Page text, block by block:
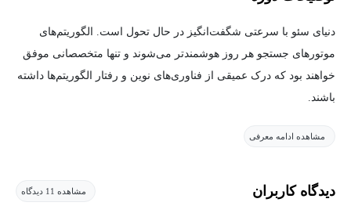
دنیای سئو با سرعتی شگفت‌انگیز در حال تحول است. الگوریتم‌های
موتورهای جستجو هر روز هوشمندتر می‌شوند و تنها متخصصانی موفق
خواهند بود که درک عمیقی از فناوری‌های نوین و رفتار الگوریتم‌ها داشته
باشند.
دوره‌ی سئوی پیشرفته با رویکردی مدرن و تحلیلی، شما را وارد سطحی
مشاهده ادامه معرفی
دیدگاه کاربران مشاهده 11 دیدگاه